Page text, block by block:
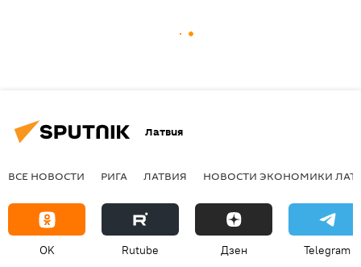
Латвия
ВСЕ НОВОСТИ РИГА ЛАТВИЯ НОВОСТИ ЭКОНОМИКИ
OK Rutube Дзен Telegram